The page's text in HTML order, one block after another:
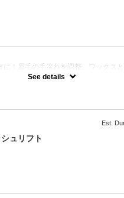
！眉毛の毛流れを調整。ワックスと
伸ばしてご来店下さい。
See details
Est.
ュリフト